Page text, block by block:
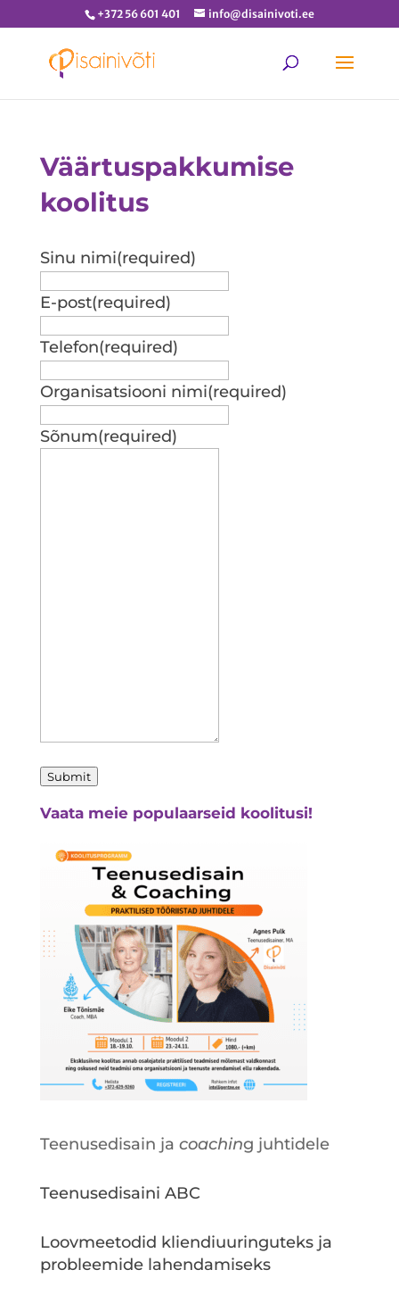
+372 56 601 401 info@disainivoti.ee
Väärtuspakkumise
koolitus
Sinu nimi(required)
E-post(required)
Telefon(required)
Organisatsiooni nimi(required)
Sõnum(required)
Submit
Vaata meie populaarseid koolitusi!
Teenusedisain ja coaching juhtidele
Teenusedisaini ABC
Loovmeetodid kliendiuuringuteks ja
probleemide lahendamiseks